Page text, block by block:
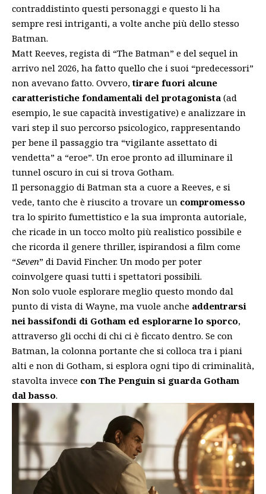
contraddistinto questi personaggi e questo li ha
sempre resi intriganti, a volte anche più dello stesso
Batman.
Matt Reeves, regista di “The Batman” e del sequel in
arrivo nel 2026, ha fatto quello che i suoi “predecessori”
non avevano fatto. Ovvero,tirare fuori alcune
caratteristiche fondamentali del protagonista (ad
esempio, le sue capacità investigative) e analizzare in
vari step il suo percorso psicologico, rappresentando
per bene il passaggio tra “vigilante assettato di
vendetta” a “eroe”. Un eroe pronto ad illuminare il
tunnel oscuro in cui si trova Gotham.
Il personaggio di Batman sta a cuore a Reeves, e si
vede, tanto che è riuscito a trovare un compromesso
tra lo spirito fumettistico e la sua impronta autoriale,
che ricade in un tocco molto più realistico possibile e
che ricorda il genere thriller, ispirandosi a film come
“Seven” di David Fincher. Un modo per poter
coinvolgere quasi tutti i spettatori possibili.
Non solo vuole esplorare meglio questo mondo dal
punto di vista di Wayne, ma vuole anche addentrarsi
nei bassifondi di Gotham ed esplorarne lo sporco,
attraverso gli occhi di chi ci è ficcato dentro. Se con
Batman, la colonna portante che si colloca tra i piani
alti e non di Gotham, si esplora ogni tipo di criminalità,
stavolta invece con The Penguin si guarda Gotham
dal basso.